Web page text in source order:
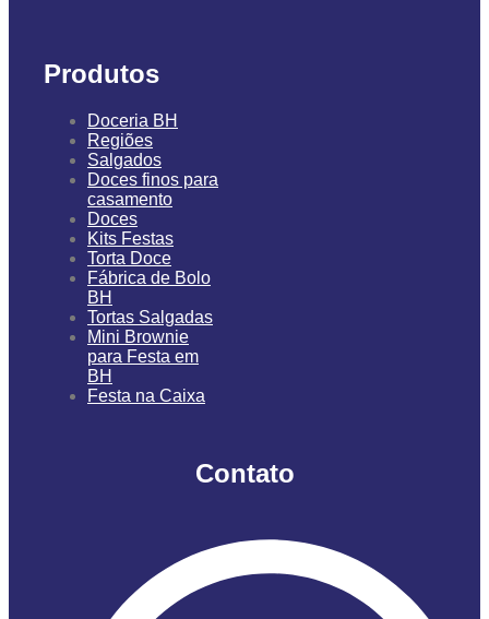
Produtos
Doceria BH
Regiões
Salgados
Doces finos para
casamento
Doces
Kits Festas
Torta Doce
Fábrica de Bolo
BH
Tortas Salgadas
Mini Brownie
para Festa em
BH
Festa na Caixa
Contato